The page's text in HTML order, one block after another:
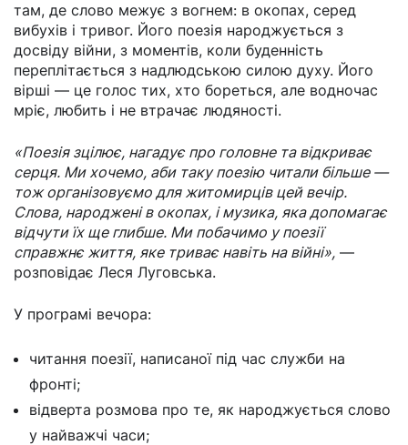
там, де слово межує з вогнем: в окопах, серед
вибухів і тривог. Його поезія народжується з
досвіду війни, з моментів, коли буденність
переплітається з надлюдською силою духу. Його
вірші — це голос тих, хто бореться, але водночас
мріє, любить і не втрачає людяності.
«Поезія зцілює, нагадує про головне та відкриває
серця. Ми хочемо, аби таку поезію читали більше —
тож організовуємо для житомирців цей вечір.
Слова, народжені в окопах, і музика, яка допомагає
відчути їх ще глибше. Ми побачимо у поезії
справжнє життя, яке триває навіть на війні», —
розповідає Леся Луговська.
У програмі вечора:
читання поезії, написаної під час служби на
фронті;
відверта розмова про те, як народжується слово
у найважчі часи;